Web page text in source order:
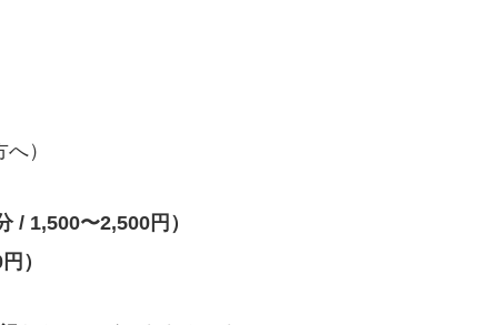
）
/ 1,500〜2,500円）
）